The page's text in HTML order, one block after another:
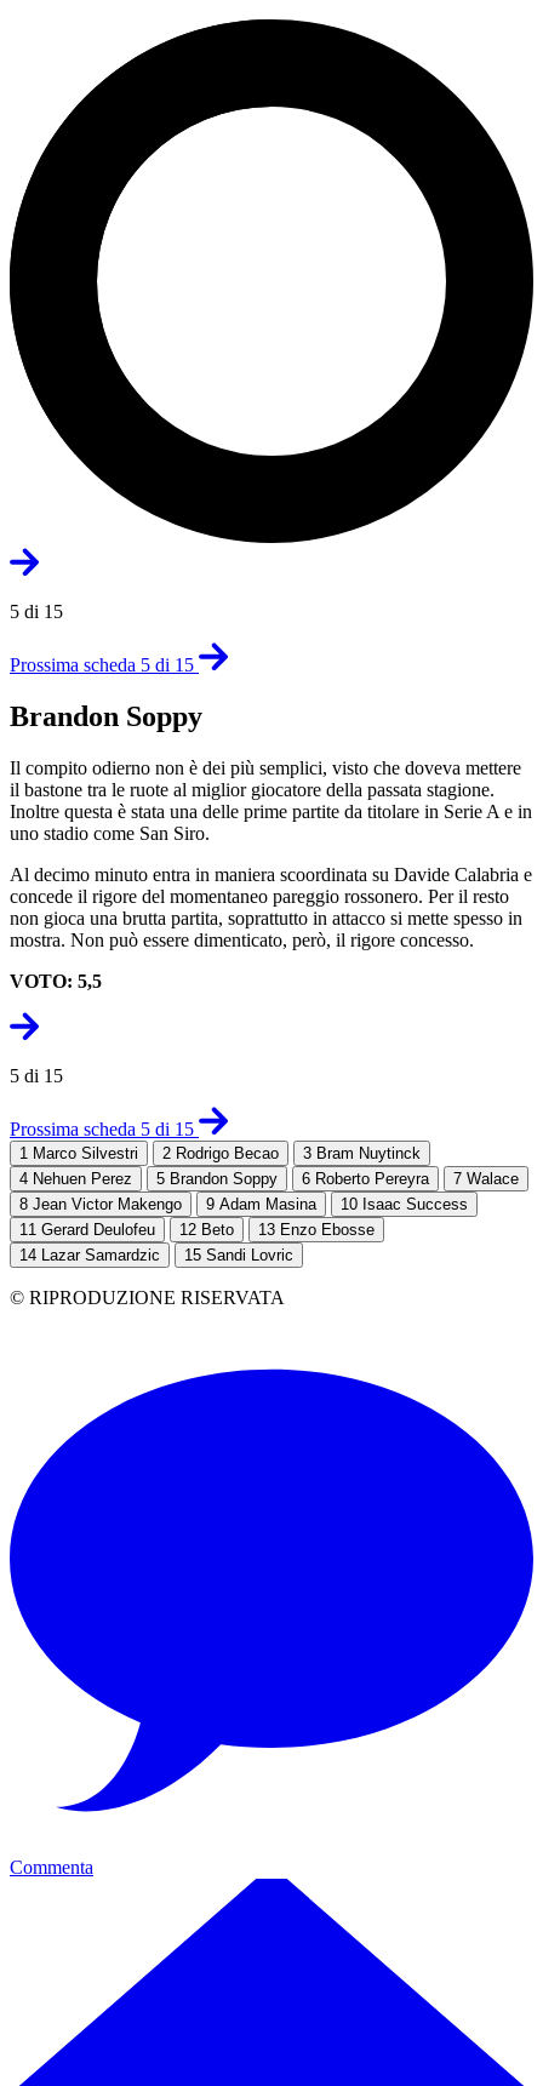
5 di 15
Prossima scheda 5 di 15
Brandon Soppy
Il compito odierno non è dei più semplici, visto che doveva mettere
il bastone tra le ruote al miglior giocatore della passata stagione.
Inoltre questa è stata una delle prime partite da titolare in Serie A e in
uno stadio come San Siro.
Al decimo minuto entra in maniera scoordinata su Davide Calabria e
concede il rigore del momentaneo pareggio rossonero. Per il resto
non gioca una brutta partita, soprattutto in attacco si mette spesso in
mostra. Non può essere dimenticato, però, il rigore concesso.
VOTO: 5,5
5 di 15
Prossima scheda 5 di 15
1 Marco Silvestri 2 Rodrigo Becao 3 Bram Nuytinck
4 Nehuen Perez 5 Brandon Soppy 6 Roberto Pereyra 7 Walace
8 Jean Victor Makengo 9 Adam Masina 10 Isaac Success
11 Gerard Deulofeu 12 Beto 13 Enzo Ebosse
14
Lazar Samardzic 15 Sandi Lovric
© RIPRODUZIONE RISERVATA
Commenta